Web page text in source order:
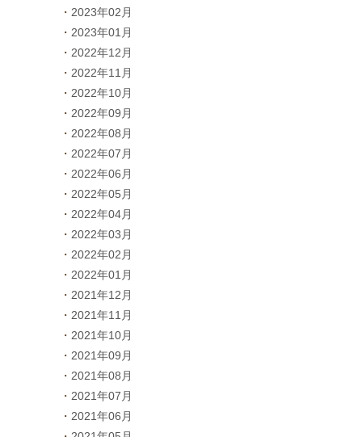
2023年02月
2023年01月
2022年12月
2022年11月
2022年10月
2022年09月
2022年08月
2022年07月
2022年06月
2022年05月
2022年04月
2022年03月
2022年02月
2022年01月
2021年12月
2021年11月
2021年10月
2021年09月
2021年08月
2021年07月
2021年06月